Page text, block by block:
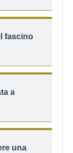
fascino
a
una